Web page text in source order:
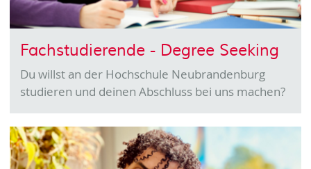
Fachstudierende - Degree Seeking
Du willst an der Hochschule Neubrandenburg
studieren und deinen Abschluss bei uns machen?